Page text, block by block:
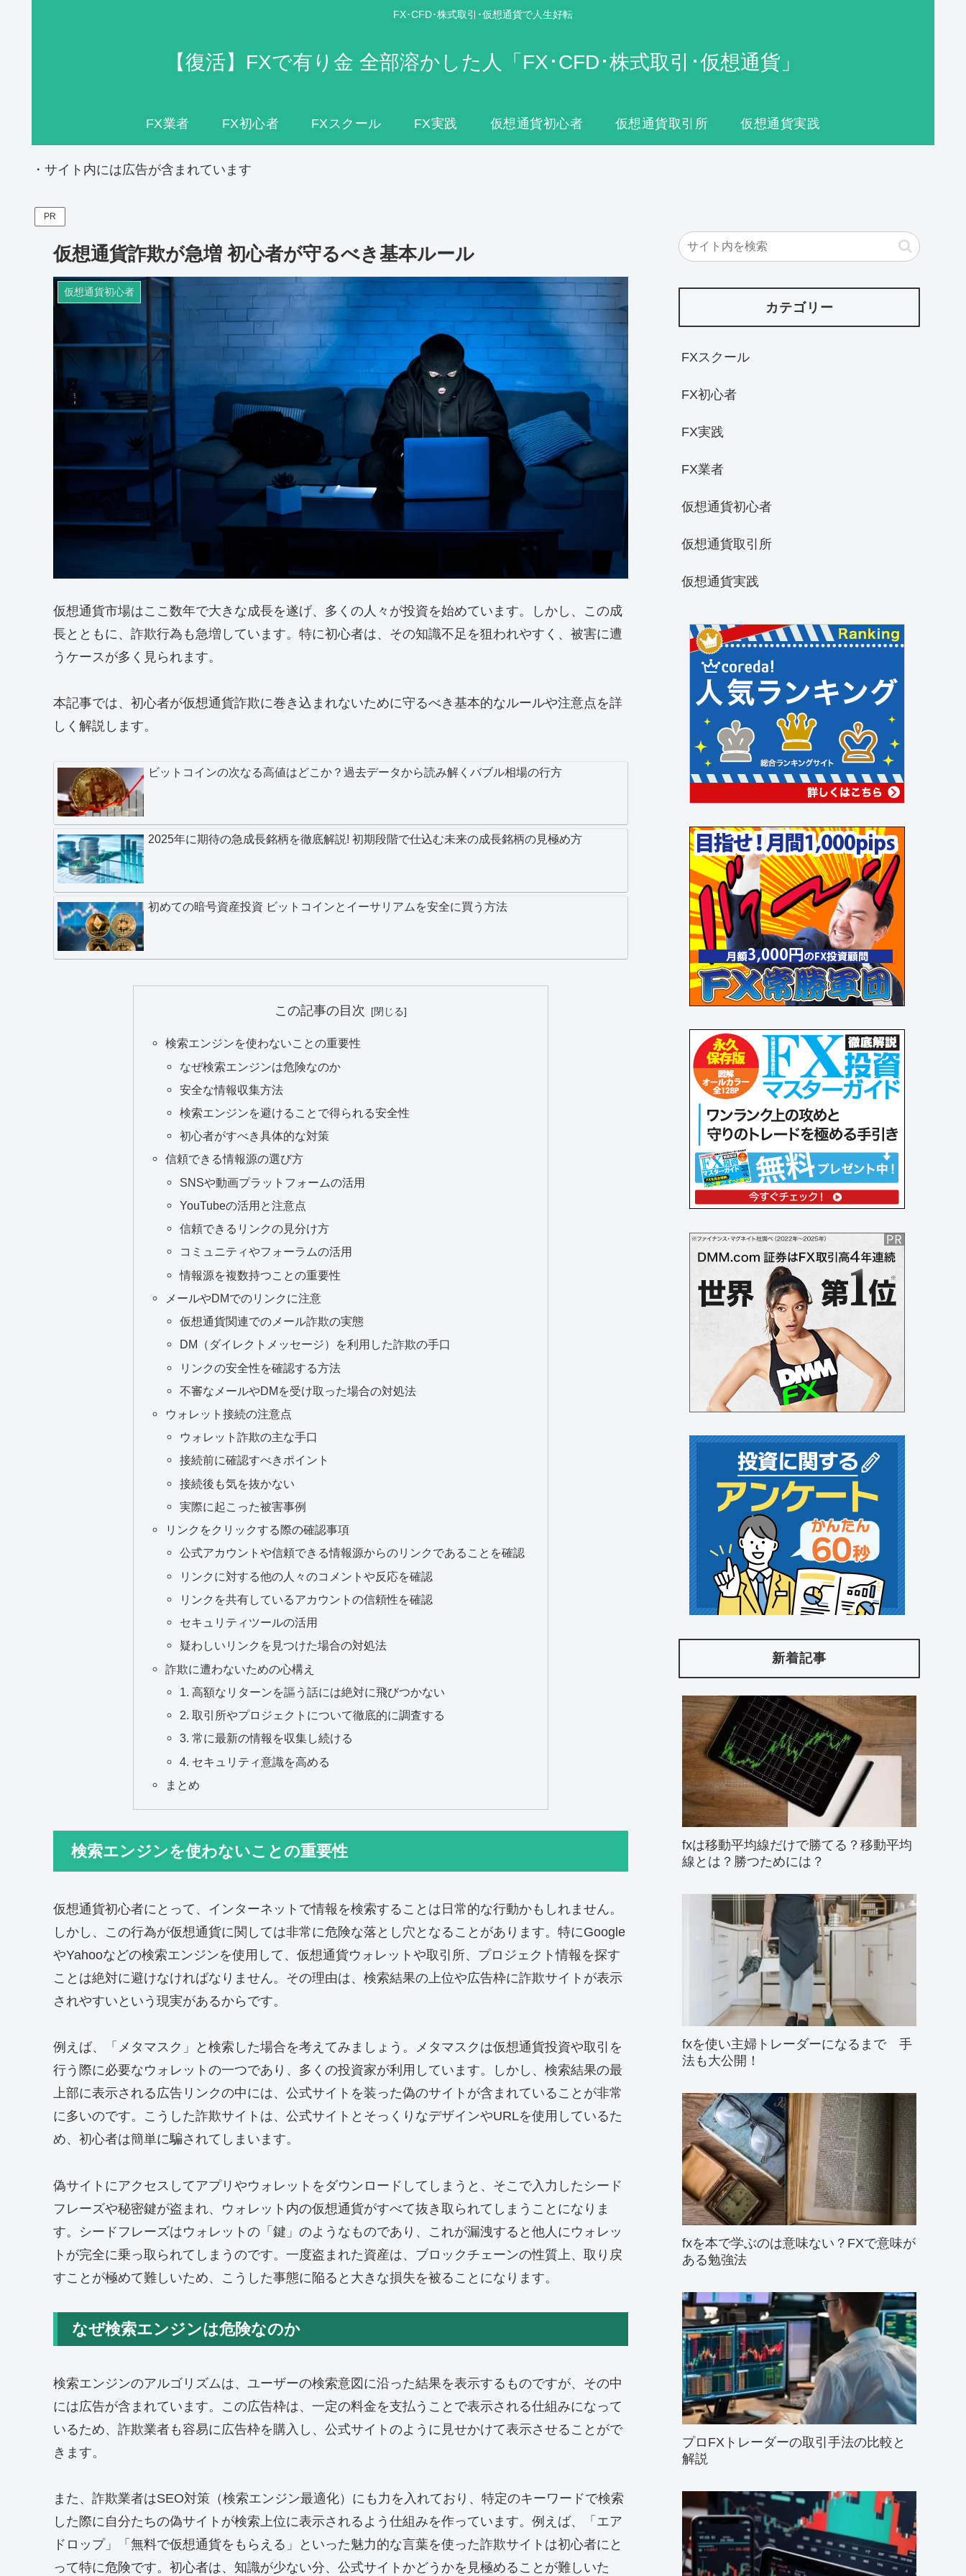
FX･CFD･株式取引･仮想通貨で人生好転
【復活】FXで有り金 全部溶かした人「FX･CFD･株式取引･仮想通貨」
FX業者 FX初心者 FXスクール FX実践 仮想通貨初心者 仮想通貨取引所 仮想通貨実践
・サイト内には広告が含まれています
PR
仮想通貨詐欺が急増 初心者が守るべき基本ルール
仮想通貨初心者
仮想通貨市場はここ数年で大きな成長を遂げ、多くの人々が投資を始めています。しかし、この成
長とともに、詐欺行為も急増しています。特に初心者は、その知識不足を狙われやすく、被害に遭
うケースが多く見られます。
本記事では、初心者が仮想通貨詐欺に巻き込まれないために守るべき基本的なルールや注意点を詳
しく解説します。
ビットコインの次なる高値はどこか？過去データから読み解くバブル相場の行方
2025年に期待の急成長銘柄を徹底解説! 初期段階で仕込む未来の成長銘柄の見極め方
初めての暗号資産投資 ビットコインとイーサリアムを安全に買う方法
この記事の目次
検索エンジンを使わないことの重要性
なぜ検索エンジンは危険なのか
安全な情報収集方法
検索エンジンを避けることで得られる安全性
初心者がすべき具体的な対策
信頼できる情報源の選び方
SNSや動画プラットフォームの活用
YouTubeの活用と注意点
信頼できるリンクの見分け方
コミュニティやフォーラムの活用
情報源を複数持つことの重要性
メールやDMでのリンクに注意
仮想通貨関連でのメール詐欺の実態
DM（ダイレクトメッセージ）を利用した詐欺の手口
リンクの安全性を確認する方法
不審なメールやDMを受け取った場合の対処法
ウォレット接続の注意点
ウォレット詐欺の主な手口
接続前に確認すべきポイント
接続後も気を抜かない
実際に起こった被害事例
リンクをクリックする際の確認事項
公式アカウントや信頼できる情報源からのリンクであることを確認
リンクに対する他の人々のコメントや反応を確認
リンクを共有しているアカウントの信頼性を確認
セキュリティツールの活用
疑わしいリンクを見つけた場合の対処法
詐欺に遭わないための心構え
1. 高額なリターンを謳う話には絶対に飛びつかない
2. 取引所やプロジェクトについて徹底的に調査する
3. 常に最新の情報を収集し続ける
4. セキュリティ意識を高める
まとめ
検索エンジンを使わないことの重要性
仮想通貨初心者にとって、インターネットで情報を検索することは日常的な行動かもしれません。
しかし、この行為が仮想通貨に関しては非常に危険な落とし穴となることがあります。特にGoogle
やYahooなどの検索エンジンを使用して、仮想通貨ウォレットや取引所、プロジェクト情報を探す
ことは絶対に避けなければなりません。その理由は、検索結果の上位や広告枠に詐欺サイトが表示
されやすいという現実があるからです。
例えば、「メタマスク」と検索した場合を考えてみましょう。メタマスクは仮想通貨投資や取引を
行う際に必要なウォレットの一つであり、多くの投資家が利用しています。しかし、検索結果の最
上部に表示される広告リンクの中には、公式サイトを装った偽のサイトが含まれていることが非常
に多いのです。こうした詐欺サイトは、公式サイトとそっくりなデザインやURLを使用しているた
め、初心者は簡単に騙されてしまいます。
偽サイトにアクセスしてアプリやウォレットをダウンロードしてしまうと、そこで入力したシード
フレーズや秘密鍵が盗まれ、ウォレット内の仮想通貨がすべて抜き取られてしまうことになりま
す。シードフレーズはウォレットの「鍵」のようなものであり、これが漏洩すると他人にウォレッ
トが完全に乗っ取られてしまうのです。一度盗まれた資産は、ブロックチェーンの性質上、取り戻
すことが極めて難しいため、こうした事態に陥ると大きな損失を被ることになります。
なぜ検索エンジンは危険なのか
検索エンジンのアルゴリズムは、ユーザーの検索意図に沿った結果を表示するものですが、その中
には広告が含まれています。この広告枠は、一定の料金を支払うことで表示される仕組みになって
いるため、詐欺業者も容易に広告枠を購入し、公式サイトのように見せかけて表示させることがで
きます。
また、詐欺業者はSEO対策（検索エンジン最適化）にも力を入れており、特定のキーワードで検索
した際に自分たちの偽サイトが検索上位に表示されるよう仕組みを作っています。例えば、「エア
ドロップ」「無料で仮想通貨をもらえる」といった魅力的な言葉を使った詐欺サイトは初心者にと
って特に危険です。初心者は、知識が少ない分、公式サイトかどうかを見極めることが難しいた
カテゴリー
FXスクール
FX初心者
FX実践
FX業者
仮想通貨初心者
仮想通貨取引所
仮想通貨実践
新着記事
fxは移動平均線だけで勝てる？移動平均
線とは？勝つためには？
fxを使い主婦トレーダーになるまで 手
法も大公開！
fxを本で学ぶのは意味ない？FXで意味が
ある勉強法
プロFXトレーダーの取引手法の比較と
解説